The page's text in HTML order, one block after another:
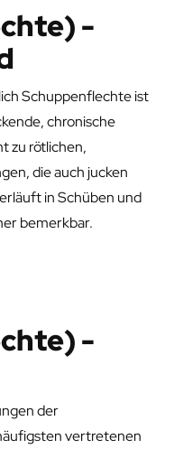
-
Schuppenflechte ist
chronische
zu rötlichen,
die auch jucken
in Schüben und
bemerkbar.
-
der
vertretenen